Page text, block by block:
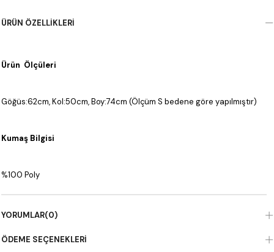
ÜRÜN ÖZELLIKLERI
Ürün Ölçüleri
Göğüs:62cm, Kol:50cm, Boy:74cm (Ölçüm S bedene göre yapılmıştır)
Kumaş Bilgisi
%100 Poly
YORUMLAR(0)
ÖDEME SEÇENEKLERI